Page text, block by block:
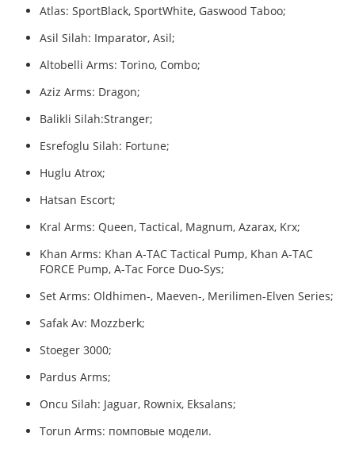
Atlas: SportBlack, SportWhite, Gaswood Taboo;
Asil Silah: Imparator, Asil;
Altobelli Arms: Torino, Combo;
Aziz Arms: Dragon;
Balikli Silah:Stranger;
Esrefoglu Silah: Fortune;
Huglu Atrox;
Hatsan Escort;
Kral Arms: Queen, Tactical, Magnum, Azarax, Krx;
Khan Arms: Khan A-TAC Tactical Pump, Khan A-TAC
FORCE Pump, A-Tac Force Duo-Sys;
Set Arms: Oldhimen-, Maeven-, Merilimen-Elven Series;
Safak Av: Mozzberk;
Stoeger 3000;
Pardus Arms;
Oncu Silah: Jaguar, Rownix, Eksalans;
Torun Arms: помповые модели.